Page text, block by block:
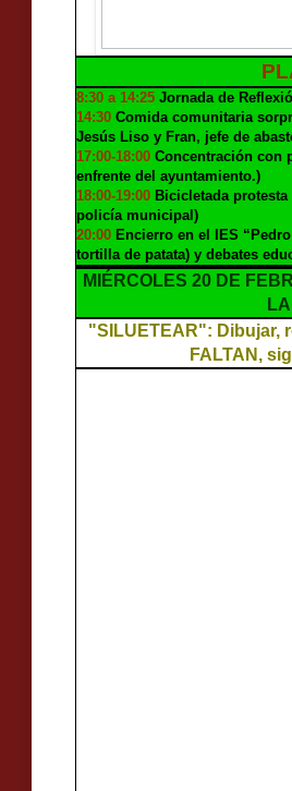
8:30 a 14:25 Jornada de
14:30 Comida comunitaria
Jesús Liso y Fran, jefe de
17:00-18:00 Concentración con
enfrente del ayuntamiento.)
18:00-19:00 Bicicletada
policía municipal)
20:00 Encierro en el IES
tortilla de patata) y debates
MIÉRCOLES 20 DE
"SILUETEAR": Dibujar,
FALTAN,